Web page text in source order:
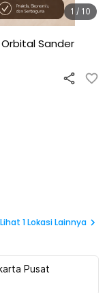
1 / 10
Sander
Lihat 1Lokasi Lainnya
Pusat